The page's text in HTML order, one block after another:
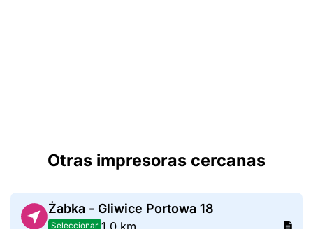
Otras impresoras cercanas
Żabka - Gliwice Portowa 18
Seleccionar 1,0 km